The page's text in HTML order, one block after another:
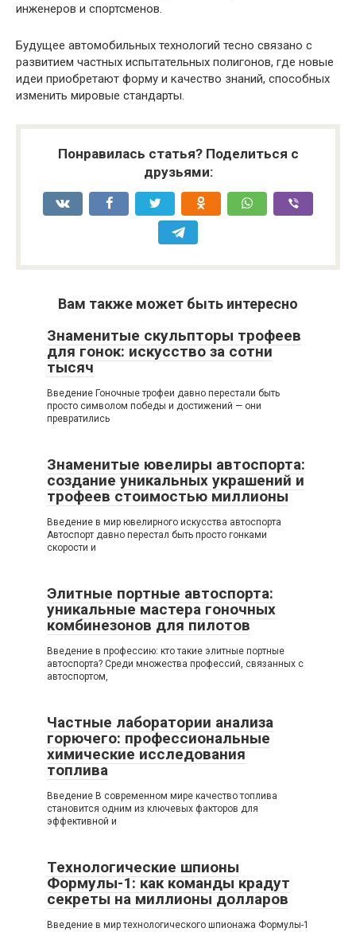
инженеров и спортсменов.
Будущее автомобильных технологий тесно связано с
развитием частных испытательных полигонов, где новые
идеи приобретают форму и качество знаний, способных
изменить мировые стандарты.
Понравилась статья? Поделиться с
друзьями:
Вам также может быть интересно
Знаменитые скульпторы трофеев
для гонок: искусство за сотни
тысяч
Введение Гоночные трофеи давно перестали быть
просто символом победы и достижений — они
превратились
Знаменитые ювелиры автоспорта:
создание уникальных украшений и
трофеев стоимостью миллионы
Введение в мир ювелирного искусства автоспорта
Автоспорт давно перестал быть просто гонками
скорости и
Элитные портные автоспорта:
уникальные мастера гоночных
комбинезонов для пилотов
Введение в профессию: кто такие элитные портные
автоспорта? Среди множества профессий, связанных с
автоспортом,
Частные лаборатории анализа
горючего: профессиональные
химические исследования
топлива
Введение В современном мире качество топлива
становится одним из ключевых факторов для
эффективной и
Технологические шпионы
Формулы-1: как команды крадут
секреты на миллионы долларов
Введение в мир технологического шпионажа Формулы-1